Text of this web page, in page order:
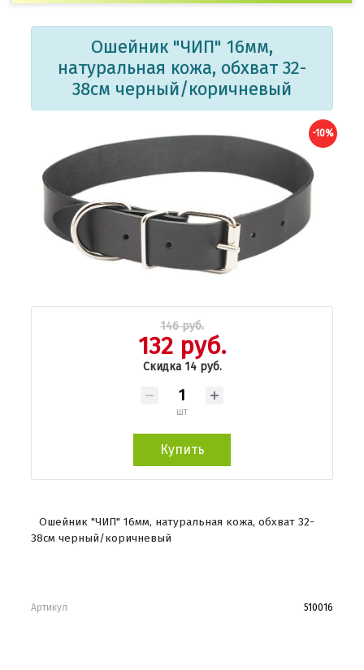
Ошейник "ЧИП" 16мм,
натуральная кожа, обхват 32-
38см черный/коричневый
-10%
146 руб.
132 руб.
Скидка 14 руб.
шт
Купить
Ошейник "ЧИП" 16мм, натуральная кожа, обхват 32-
38см черный/коричневый
Артикул 510016